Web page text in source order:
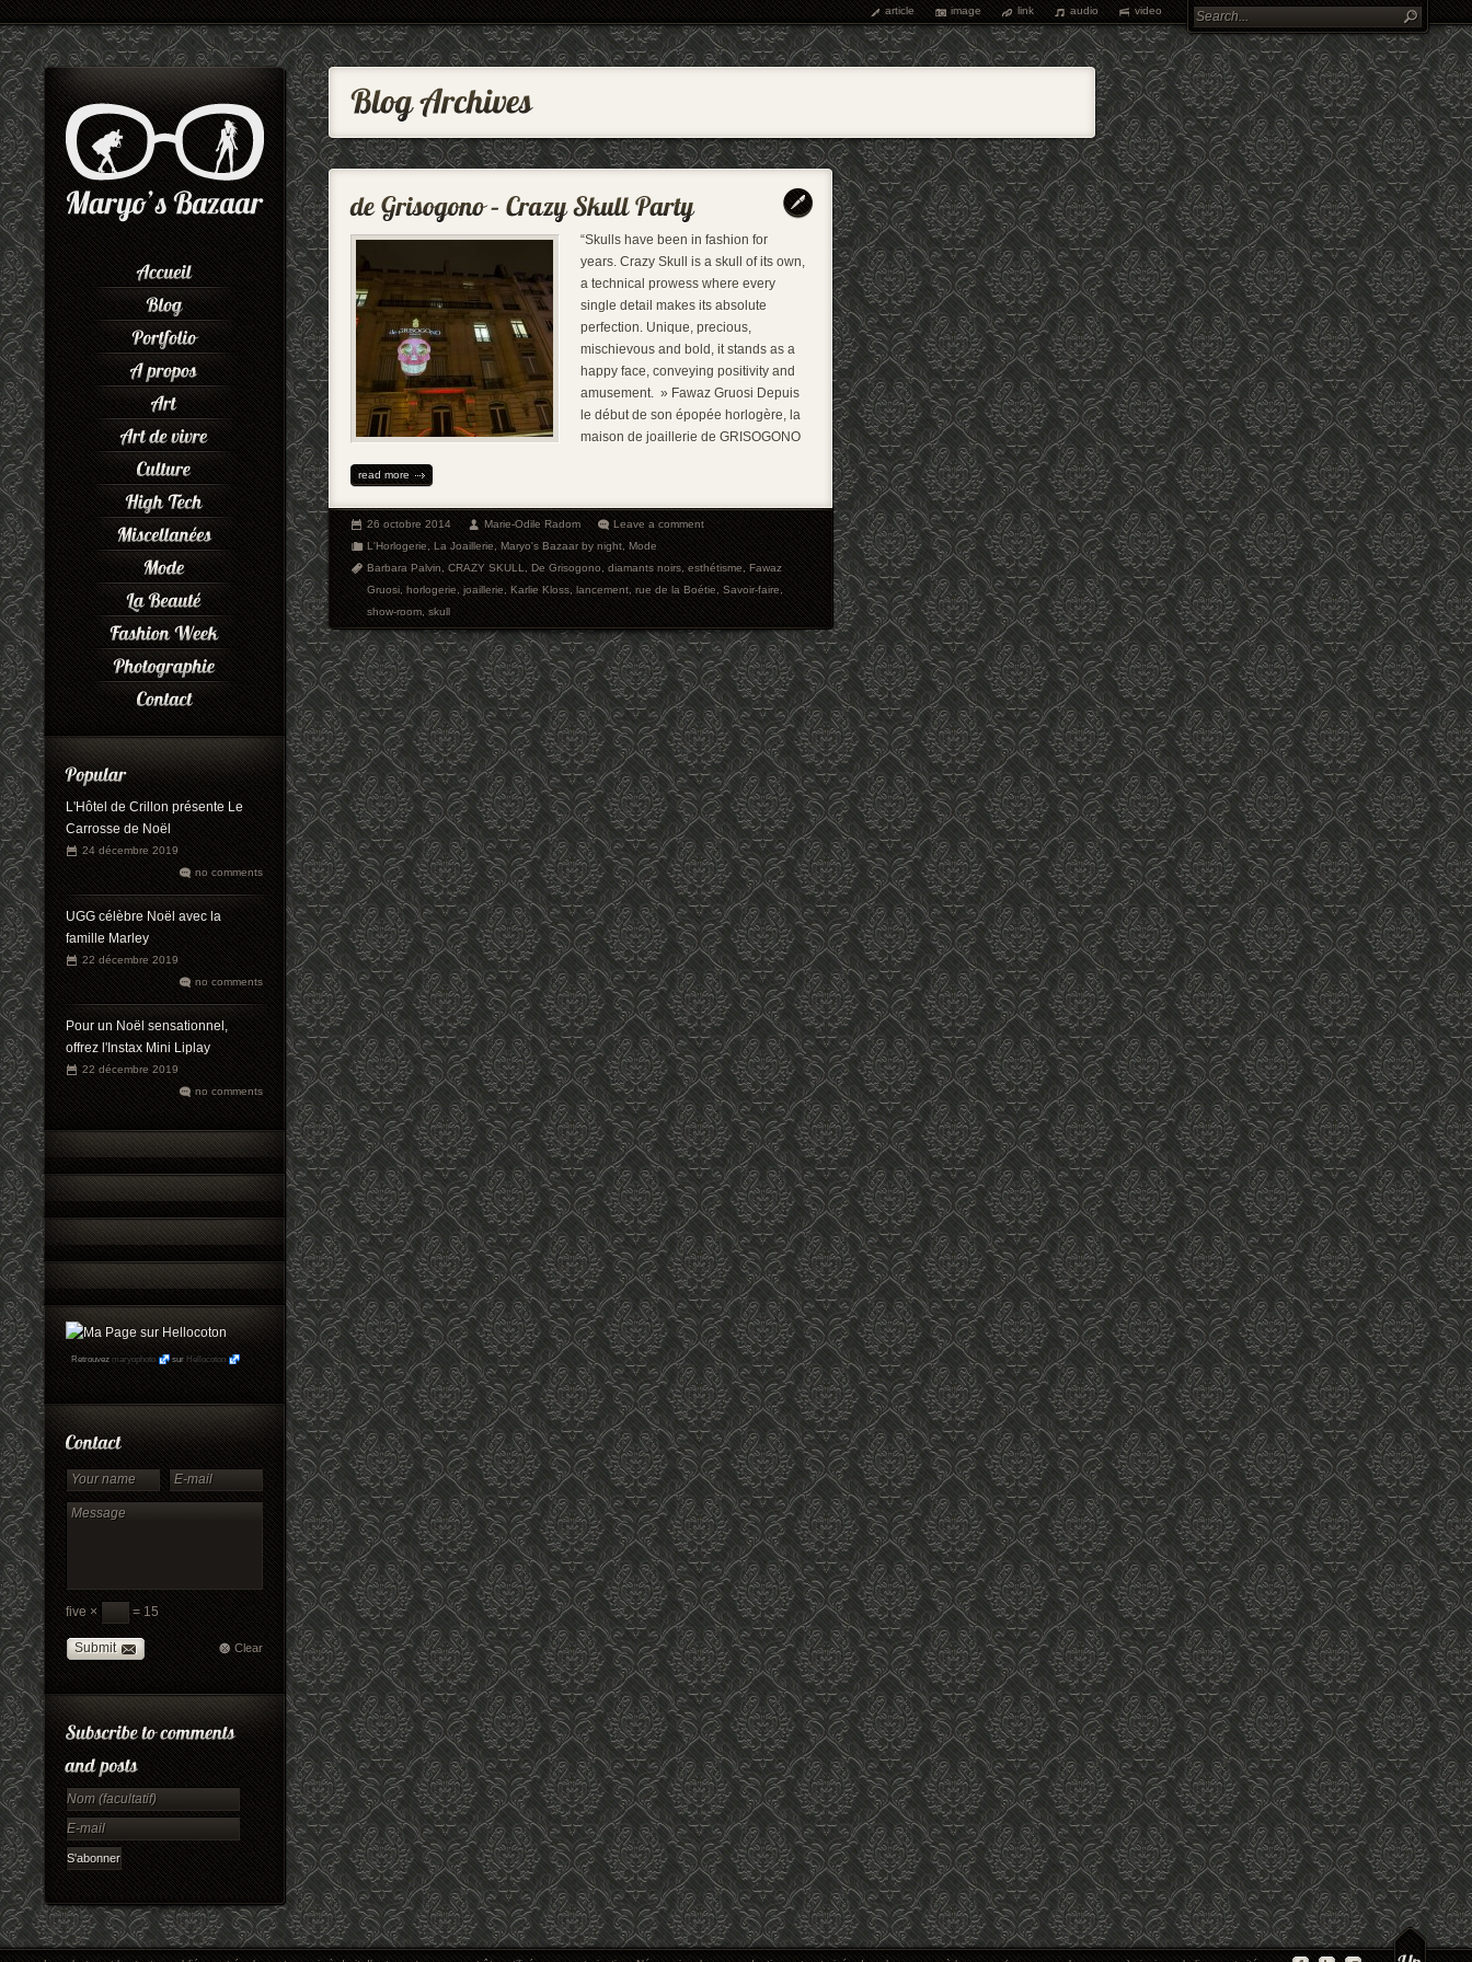
article image link audio video
L'Hôtel de Crillon présente Le
Carrosse de Noël
24 décembre 2019
no comments
UGG célèbre Noël avec la
famille Marley
22 décembre 2019
no comments
Pour un Noël sensationnel,
offrez l'Instax Mini Liplay
22 décembre 2019
no comments
Retrouvez maryophoto sur Hellocoton
five × = 15
Submit Clear
“Skulls have been in fashion for
years. Crazy Skull is a skull of its own,
a technical prowess where every
single detail makes its absolute
perfection. Unique, precious,
mischievous and bold, it stands as a
happy face, conveying positivity and
amusement. » Fawaz Gruosi Depuis
le début de son épopée horlogère, la
maison de joaillerie de GRISOGONO
read more
26 octobre 2014 Marie-Odile Radom
Leave a comment
L'Horlogerie,La Joaillerie,Maryo's Bazaar by night,Mode
Barbara Palvin,CRAZY SKULL,De Grisogono,diamants noirs,esthétisme,Fawaz
Gruosi,horlogerie,joaillerie,Karlie Kloss,lancement,rue de la Boétie,Savoir-faire,
show-room,skull